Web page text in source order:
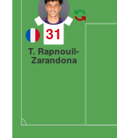
31
T. Rapnouil-
Zarandona